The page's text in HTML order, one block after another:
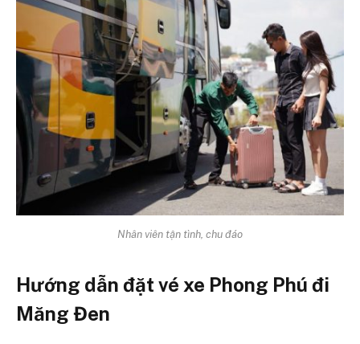
Nhân viên tận tình, chu đáo
Hướng dẫn đặt vé xe Phong Phú đi
Măng Đen